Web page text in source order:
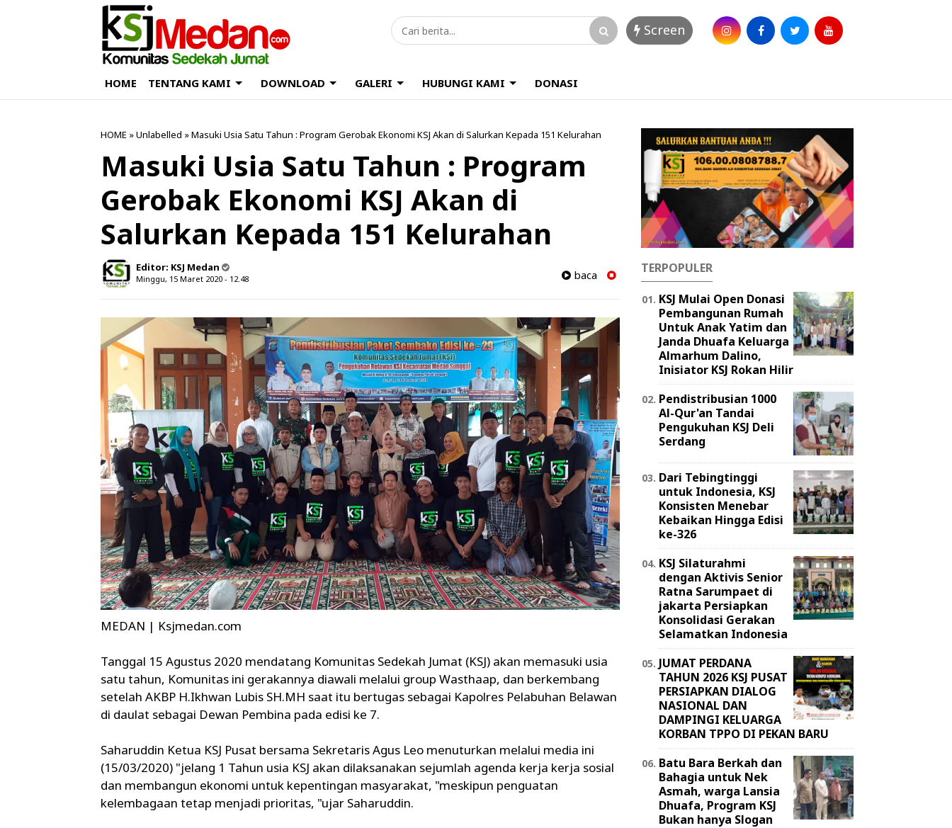
Screen
HOME TENTANG KAMI DOWNLOAD GALERI HUBUNGI KAMI DONASI
HOME » Unlabelled » Masuki Usia Satu Tahun : Program Gerobak Ekonomi KSJ Akan di Salurkan Kepada 151 Kelurahan
Masuki Usia Satu Tahun : Program
Gerobak Ekonomi KSJ Akan di
Salurkan Kepada 151 Kelurahan
Editor: KSJ Medan
Minggu, 15 Maret 2020 - 12.48 baca
MEDAN | Ksjmedan.com
Tanggal 15 Agustus 2020 mendatang Komunitas Sedekah Jumat (KSJ) akan memasuki usia
satu tahun, Komunitas ini gerakannya diawali melalui group Wasthaap, dan berkembang
setelah AKBP H.Ikhwan Lubis SH.MH saat itu bertugas sebagai Kapolres Pelabuhan Belawan
di daulat sebagai Dewan Pembina pada edisi ke 7.
Saharuddin Ketua KSJ Pusat bersama Sekretaris Agus Leo menuturkan melalui media ini
(15/03/2020) "jelang 1 Tahun usia KSJ akan dilaksanakan sejumlah agenda kerja kerja sosial
dan membangun ekonomi untuk kepentingan masyarakat, "meskipun penguatan
kelembagaan tetap menjadi prioritas, "ujar Saharuddin.
TERPOPULER
KSJ Mulai Open Donasi
Pembangunan Rumah
Untuk Anak Yatim dan
Janda Dhuafa Keluarga
Almarhum Dalino,
Inisiator KSJ Rokan Hilir
Pendistribusian 1000
Al-Qur'an Tandai
Pengukuhan KSJ Deli
Serdang
Dari Tebingtinggi
untuk Indonesia, KSJ
Konsisten Menebar
Kebaikan Hingga Edisi
ke-326
KSJ Silaturahmi
dengan Aktivis Senior
Ratna Sarumpaet di
jakarta Persiapkan
Konsolidasi Gerakan
Selamatkan Indonesia
JUMAT PERDANA
TAHUN 2026 KSJ PUSAT
PERSIAPKAN DIALOG
NASIONAL DAN
DAMPINGI KELUARGA
KORBAN TPPO DI PEKAN BARU
Batu Bara Berkah dan
Bahagia untuk Nek
Asmah, warga Lansia
Dhuafa, Program KSJ
Bukan hanya Slogan